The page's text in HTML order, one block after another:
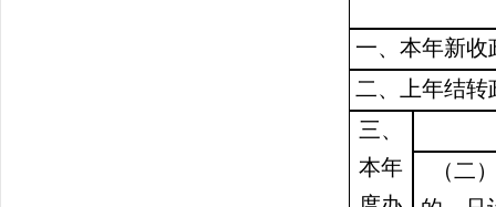
一、本年新
二、上年结转
三、
本年
（二